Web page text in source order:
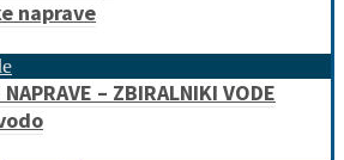
naprave
– ZBIRALNIKI VODE